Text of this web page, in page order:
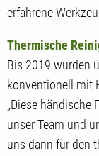
erfahrene
Thermische
Bis 2019 wurden
konventionell mit
„Diese händische
unser Team und
uns dann für den